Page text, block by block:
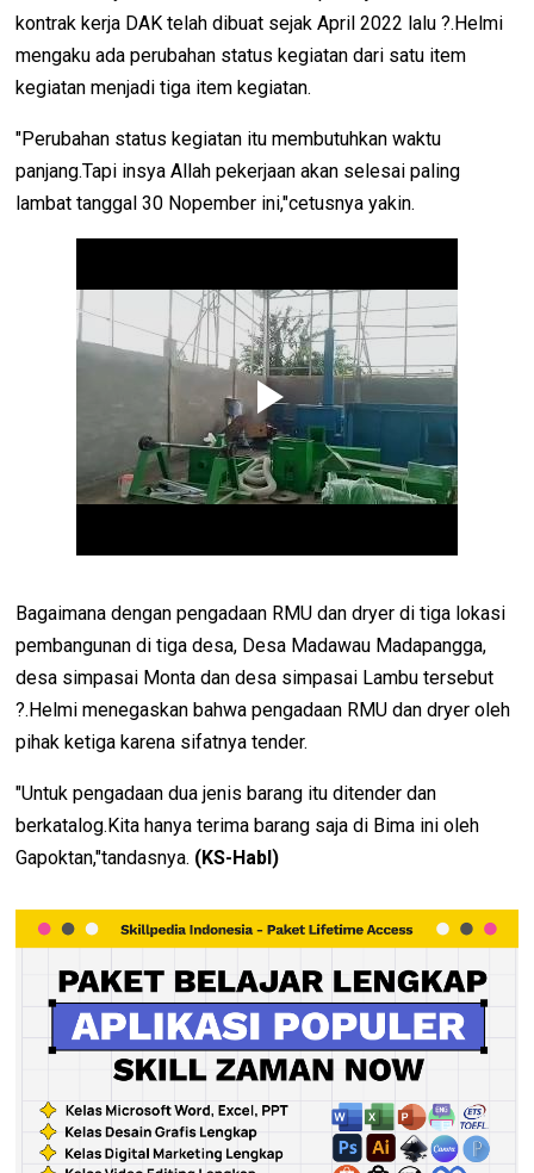
kontrak kerja DAK telah dibuat sejak April 2022 lalu ?.Helmi
mengaku ada perubahan status kegiatan dari satu item
kegiatan menjadi tiga item kegiatan.
"Perubahan status kegiatan itu membutuhkan waktu
panjang.Tapi insya Allah pekerjaan akan selesai paling
lambat tanggal 30 Nopember ini,"cetusnya yakin.
Bagaimana dengan pengadaan RMU dan dryer di tiga lokasi
pembangunan di tiga desa, Desa Madawau Madapangga,
desa simpasai Monta dan desa simpasai Lambu tersebut
?.Helmi menegaskan bahwa pengadaan RMU dan dryer oleh
pihak ketiga karena sifatnya tender.
"Untuk pengadaan dua jenis barang itu ditender dan
berkatalog.Kita hanya terima barang saja di Bima ini oleh
Gapoktan,"tandasnya. (KS-Habl)